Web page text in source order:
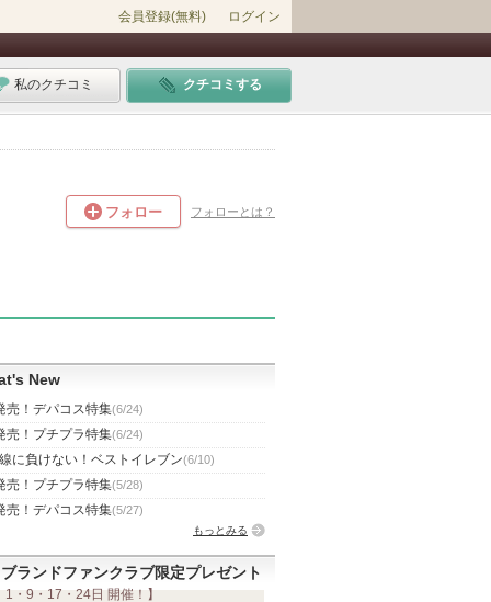
会員登録(無料) ログイン
私のクチコミ クチコミする
フォロー フォローとは？
New
売！デパコス特集(6/24)
売！プチプラ特集(6/24)
に負けない！ベストイレブン(6/10)
売！プチプラ特集(5/28)
売！デパコス特集(5/27)
もっとみる
ブランドファンクラブ限定プレゼント
1・9・17・24日 開催！】